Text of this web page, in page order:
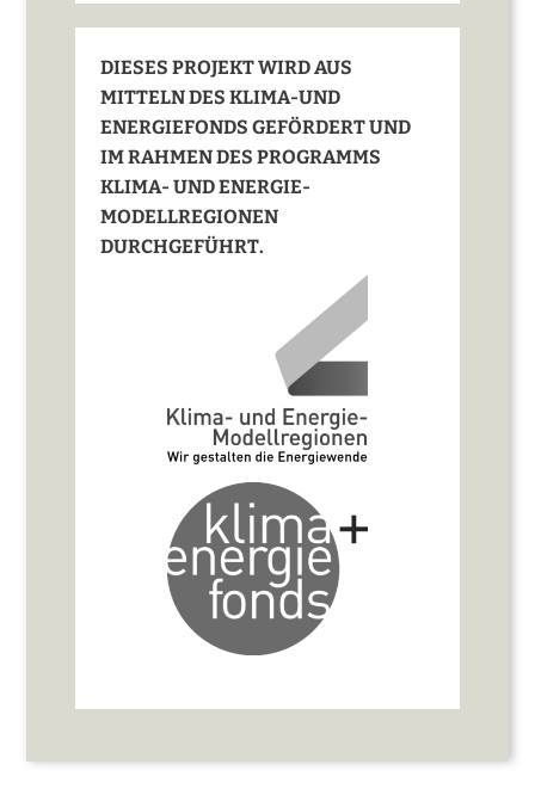
DIESES PROJEKT WIRD AUS
MITTELN DES KLIMA-UND
ENERGIEFONDS GEFÖRDERT UND
IM RAHMEN DES PROGRAMMS
KLIMA- UND ENERGIE-
MODELLREGIONEN
DURCHGEFÜHRT.